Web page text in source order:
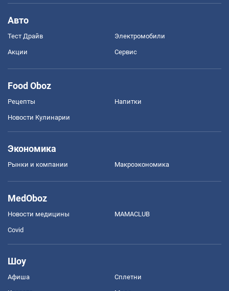
Авто
Тест Драйв Электромобили
Акции Сервис
Food Oboz
Рецепты Напитки
Новости Кулинарии
Экономика
Рынки и компании Mакроэкономика
MedOboz
Новости медицины MAMACLUB
Covid
Шоу
Афиша Сплетни